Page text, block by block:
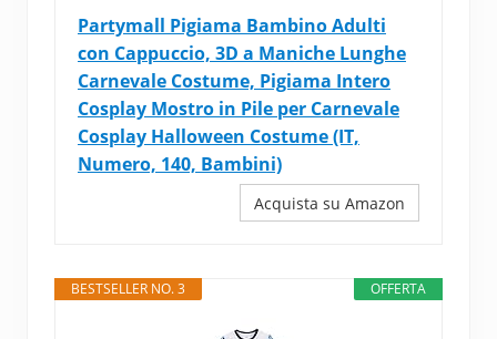
Partymall Pigiama Bambino Adulti
con Cappuccio, 3D a Maniche Lunghe
Carnevale Costume, Pigiama Intero
Cosplay Mostro in Pile per Carnevale
Cosplay Halloween Costume (IT,
Numero, 140, Bambini)
Acquista su Amazon
OFFERTA
BESTSELLER NO. 3